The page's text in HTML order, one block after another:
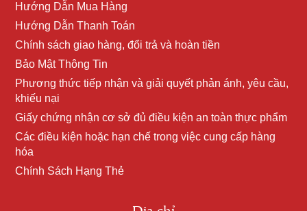
Hướng Dẫn Mua Hàng
Hướng Dẫn Thanh Toán
Chính sách giao hàng, đổi trả và hoàn tiền
Bảo Mật Thông Tin
Phương thức tiếp nhận và giải quyết phản ánh, yêu cầu,
khiếu nại
Giấy chứng nhận cơ sở đủ điều kiện an toàn thực phẩm
Các điều kiện hoặc hạn chế trong việc cung cấp hàng
hóa
Chính Sách Hạng Thẻ